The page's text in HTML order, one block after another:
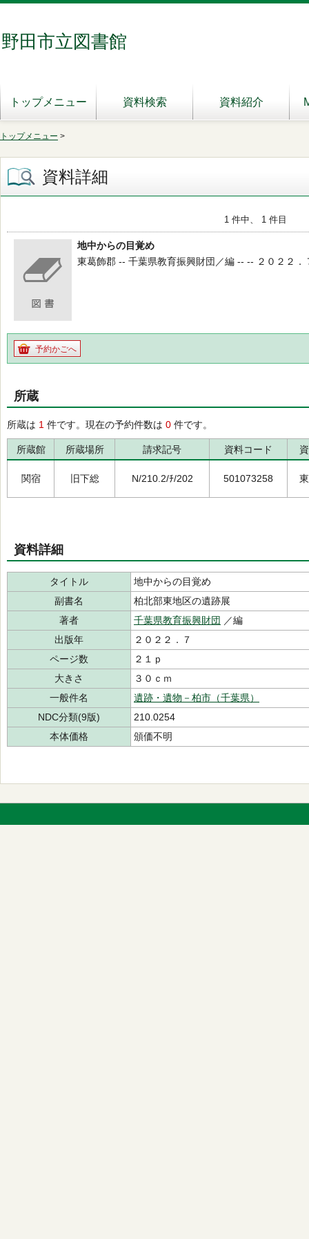
野田市立図書館
トップメニュー 資料検索 資料紹介
トップメニュー >
資料詳細
1 件中、 1 件目
地中からの目覚め
東葛飾郡 -- 千葉県教育振興財団／編 -- -- ２０２２．
予約かごへ
所蔵
所蔵は 1 件です。現在の予約件数は 0 件です。
所蔵館 所蔵場所 請求記号 資料コード
関宿 旧下総 N/210.2/ﾁ/202 501073258
資料詳細
タイトル
地中からの目覚め
副書名
柏北部東地区の遺跡展
著者
千葉県教育振興財団 ／編
出版年
２０２２．７
ページ数
２１ｐ
大きさ
３０ｃｍ
一般件名
遺跡・遺物－柏市（千葉県）
NDC分類(9版)
210.0254
本体価格
頒価不明